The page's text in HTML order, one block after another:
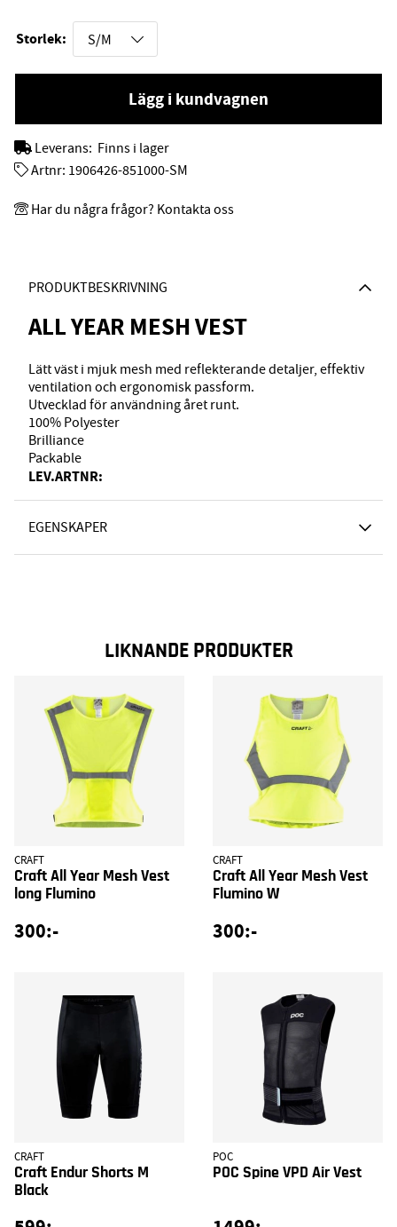
PRODUKTBESKRIVNING
ALL YEAR MESH VEST
Lätt väst i mjuk mesh med reflekterande detaljer, effektiv
ventilation och ergonomisk passform.
Utvecklad för användning året runt.
100% Polyester
Brilliance
Packable
LEV.ARTNR:
EGENSKAPER
Storlek:
Lägg i kundvagnen
Leverans: Finns i lager
Artnr: 1906426-851000-SM
Har du några frågor? Kontakta oss
LIKNANDE PRODUKTER
CRAFT
Craft All Year Mesh Vest
long Flumino
300:-
CRAFT
Craft All Year Mesh Vest
Flumino W
300:-
CRAFT
Craft Endur Shorts M
Black
POC
POC Spine VPD Air Vest